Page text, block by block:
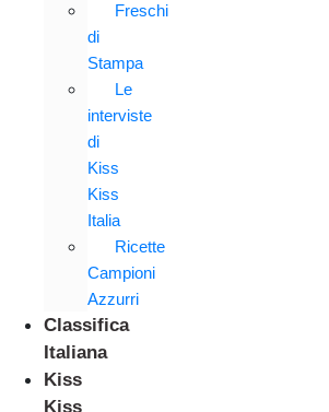
Freschi
di
Stampa
Le
interviste
di
Kiss
Kiss
Italia
Ricette
Campioni
Azzurri
Classifica
Italiana
Kiss
Kiss